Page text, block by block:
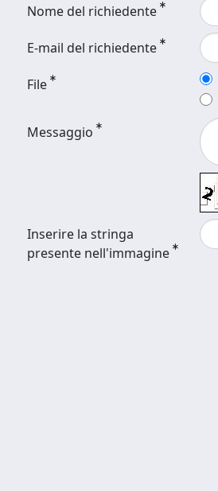
Nome del richiedente
E-mail del richiedente
File
Messaggio
Inserire la stringa
presente nell'immagine